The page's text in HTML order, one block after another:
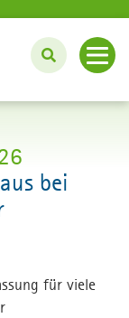
bei
für viele